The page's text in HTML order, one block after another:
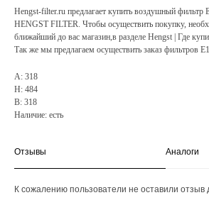
Hengst-filter.ru предлагает купить воздушный фильтр
HENGST FILTER. Чтобы осуществить покупку,
ближайший до вас магазин,в разделе Hengst | Где
Так же мы предлагаем осуществить заказ фильтров
A: 318
H: 484
B: 318
Наличие: есть
Отзывы Аналоги
К сожалению пользователи не оставили отзыв